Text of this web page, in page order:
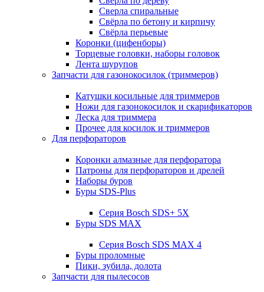
Сверла спиральные
Свёрла по бетону и кирпичу
Свёрла перьевые
Коронки (цифенборы)
Торцевые головки, наборы головок
Лента шурупов
Запчасти для газонокосилок (триммеров)
Катушки косильные для триммеров
Ножи для газонокосилок и скарификаторов
Леска для триммера
Прочее для косилок и триммеров
Для перфораторов
Коронки алмазные для перфоратора
Патроны для перфораторов и дрелей
Наборы буров
Буры SDS-Plus
Серия Bosch SDS+ 5X
Буры SDS MAX
Серия Bosch SDS MAX 4
Буры проломные
Пики, зубила, долота
Запчасти для пылесосов